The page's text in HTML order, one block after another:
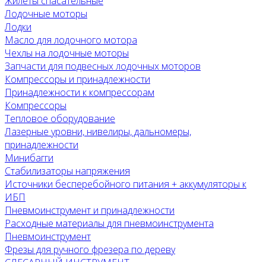
Лодочные моторы
Лодки
Масло для лодочного мотора
Чехлы на лодочные моторы
Запчасти для подвесных лодочных моторов
Компрессоры и принадлежности
Принадлежности к компрессорам
Компрессоры
Тепловое оборудование
Лазерные уровни, нивелиры, дальномеры,
принадлежности
Минибагги
Стабилизаторы напряжения
Источники бесперебойного питания + аккумуляторы к
ИБП
Пневмоинструмент и принадлежности
Расходные материалы для пневмоинструмента
Пневмоинструмент
Фрезы для ручного фрезера по дереву